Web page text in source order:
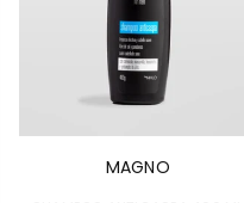
MAGNO